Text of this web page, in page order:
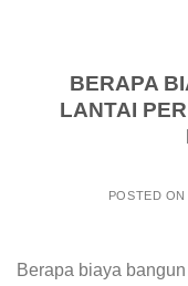
BERAPA
LANTAI
POSTED ON
Berapa biaya